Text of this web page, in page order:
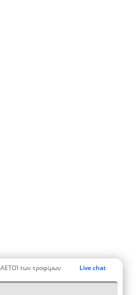
ΑΕΤΟΊ των τροφίμων Live chat